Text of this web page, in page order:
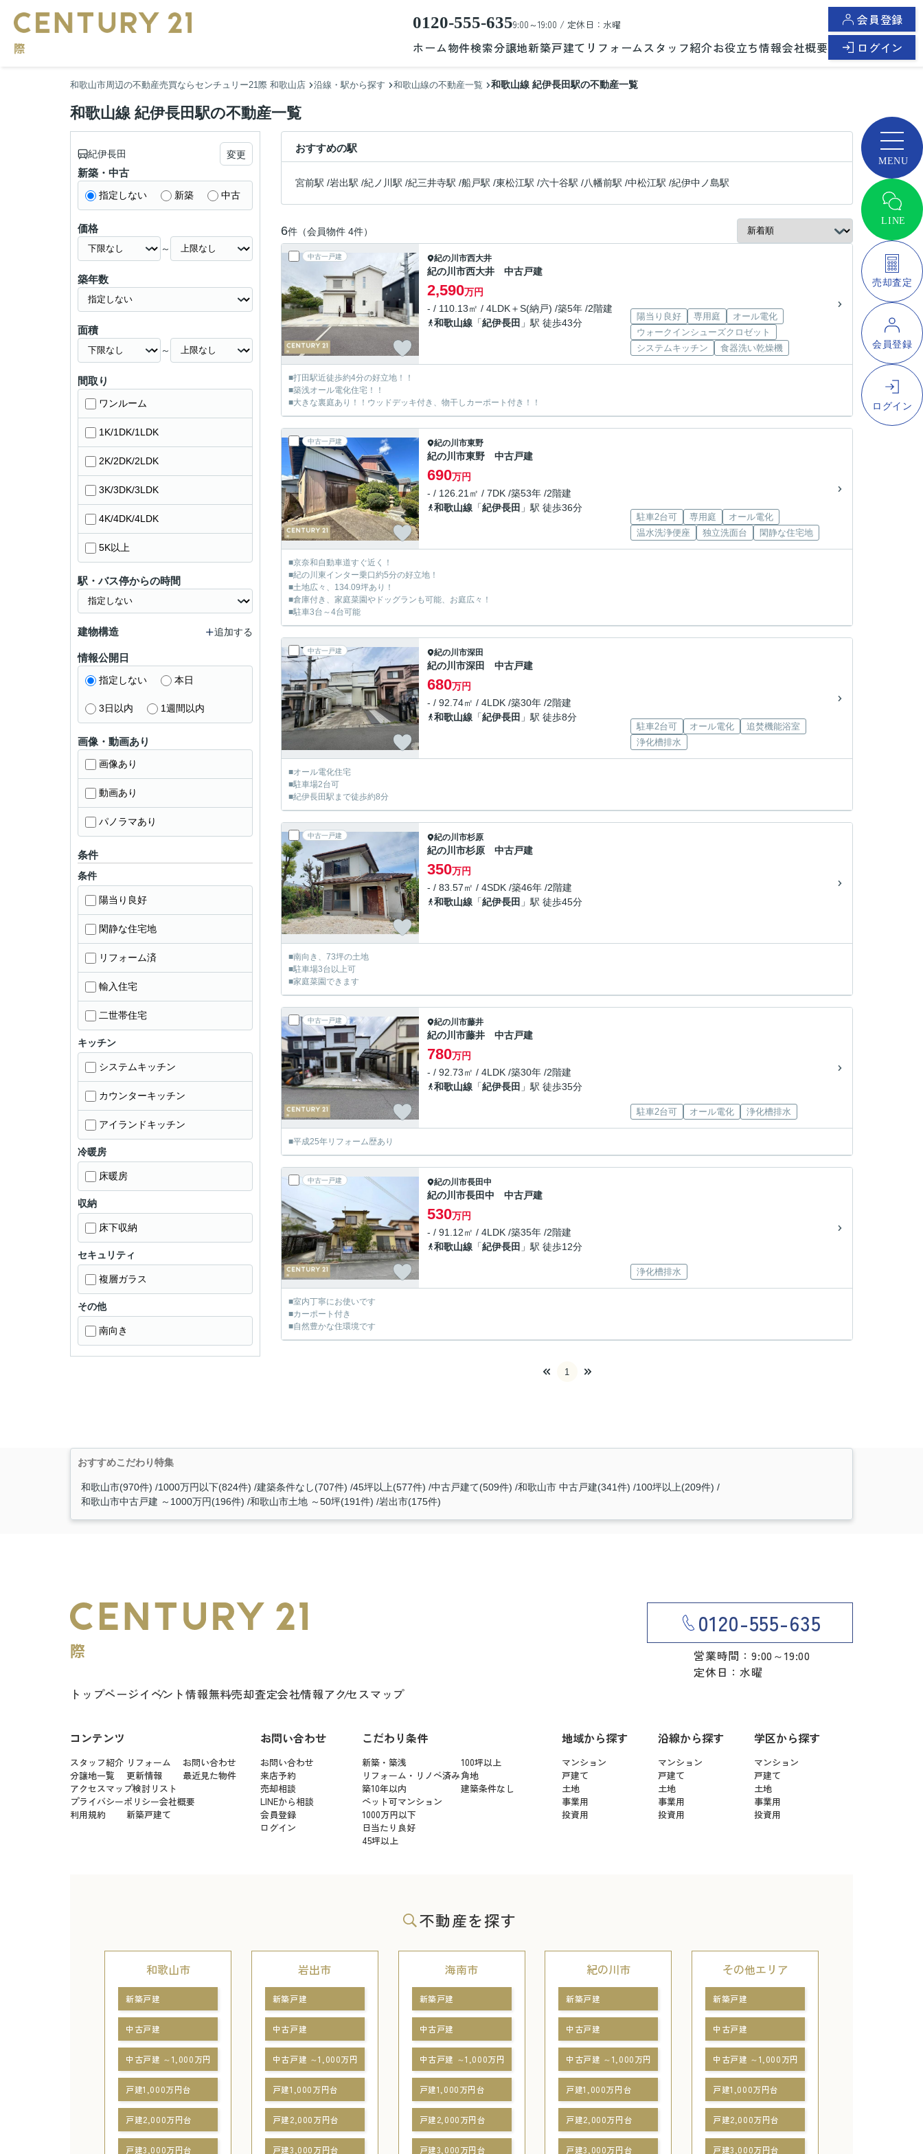
0120-555-6359:00～19:00 / 定休日：水曜
ホーム物件検索分譲地新築戸建て リフォーム スタッフ紹介お役立ち情報会社概要
会員登録
ログイン
和歌山市周辺の不動産売買ならセンチュリー21際 和歌山店 沿線・駅から探す 和歌山線の不動産一覧 和歌山線 紀伊長田駅の不動産一覧
和歌山線 紀伊長田駅の不動産一覧
おすすめの駅
宮前駅 /岩出駅 /紀ノ川駅 /紀三井寺駅 /船戸駅 /東松江駅 /六十谷駅 /八幡前駅 /中松江駅 /紀伊中ノ島駅
6件（会員物件 4件）
中古一戸建 紀の川市西大井
紀の川市西大井 中古戸建
2,590万円
- / 110.13㎡ / 4LDK＋S(納戸) /築5年 /2階建
和歌山線 「紀伊長田 」駅 徒歩43分
陽当り良好 専用庭
オール電化
ウォークインシューズクロゼット
システムキッチン
食器洗い乾燥機
■打田駅近徒歩約4分の好立地！！
■築浅オール電化住宅！！
■大きな裏庭あり！！ウッドデッキ付き、物干しカーポート付き！！
中古一戸建 紀の川市東野
紀の川市東野 中古戸建
690万円
- / 126.21㎡ / 7DK /築53年 /2階建
和歌山線 「紀伊長田 」駅 徒歩36分
駐車2台可 専用庭
オール電化
温水洗浄便座
独立洗面台 閑静な住宅地
■京奈和自動車道すぐ近く！
■紀の川東インター乗口約5分の好立地！
■土地広々、134.09坪あり！
■倉庫付き、家庭菜園やドッグランも可能、お庭広々！
■駐車3台～4台可能
中古一戸建 紀の川市深田
紀の川市深田 中古戸建
680万円
- / 92.74㎡ / 4LDK /築30年 /2階建
和歌山線 「紀伊長田 」駅 徒歩8分
駐車2台可 オール電化
追焚機能浴室
浄化槽排水
■オール電化住宅
■駐車場2台可
■紀伊長田駅まで徒歩約8分
中古一戸建 紀の川市杉原
紀の川市杉原 中古戸建
350万円
- / 83.57㎡ / 4SDK /築46年 /2階建
和歌山線 「紀伊長田 」駅 徒歩45分
■南向き、73坪の土地
■駐車場3台以上可
■家庭菜園できます
中古一戸建 紀の川市藤井
紀の川市藤井 中古戸建
780万円
- / 92.73㎡ / 4LDK /築30年 /2階建
和歌山線 「紀伊長田 」駅 徒歩35分
駐車2台可 オール電化 浄化槽排水
■平成25年リフォーム歴あり
中古一戸建 紀の川市長田中
紀の川市長田中 中古戸建
530万円
- / 91.12㎡ / 4LDK /築35年 /2階建
和歌山線 「紀伊長田 」駅 徒歩12分
浄化槽排水
■室内丁寧にお使いです
■カーポート付き
■自然豊かな住環境です
1
紀伊長田 変更
新築・中古
指定しない 新築 中古
価格
～
築年数
面積
～
間取り
ワンルーム
1K/1DK/1LDK
2K/2DK/2LDK
3K/3DK/3LDK
4K/4DK/4LDK
5K以上
駅・バス停からの時間
建物構造 追加する
情報公開日
指定しない 本日
3日以内 1週間以内
画像・動画あり
画像あり
動画あり
パノラマあり
条件
条件
陽当り良好
閑静な住宅地
リフォーム済
輸入住宅
二世帯住宅
キッチン
システムキッチン
カウンターキッチン
アイランドキッチン
冷暖房
床暖房
収納
床下収納
セキュリティ
複層ガラス
その他
南向き
おすすめこだわり特集
和歌山市(970件) 1000万円以下(824件) 建築条件なし(707件) 45坪以上(577件) 中古戸建て(509件) 和歌山市 中古戸建(341件)
100坪以上(209件)
和歌山市中古戸建 ～1000万円(196件) 和歌山市土地 ～50坪(191件) 岩出市(175件)
トップページイベント情報無料売却査定会社情報アクセスマップ
0120-555-635
営業時間：9:00～19:00
定休日：水曜
コンテンツ
スタッフ紹介 リフォーム
お問い合わせ
分譲地一覧
更新情報
最近見た物件
アクセスマップ検討リスト
プライバシーポリシー会社概要
利用規約
新築戸建て
お問い合わせ
お問い合わせ
来店予約
売却相談
LINEから相談
会員登録
ログイン
こだわり条件
新築・築浅
100坪以上
リフォーム・リノベ済み角地
築10年以内
建築条件なし
ペット可マンション
1000万円以下
日当たり良好
45坪以上
地域から探す
マンション
戸建て
土地
事業用
投資用
沿線から探す
マンション
戸建て
土地
事業用
投資用
学区から探す
マンション
戸建て
土地
事業用
投資用
不動産を探す
和歌山市
新築戸建
中古戸建
中古戸建 ～1,000万円
戸建1,000万円台
戸建2,000万円台
戸建3,000万円台
岩出市
新築戸建
中古戸建
中古戸建 ～1,000万円
戸建1,000万円台
戸建2,000万円台
戸建3,000万円台
海南市
新築戸建
中古戸建
中古戸建 ～1,000万円
戸建1,000万円台
戸建2,000万円台
戸建3,000万円台
紀の川市
新築戸建
中古戸建
中古戸建 ～1,000万円
戸建1,000万円台
戸建2,000万円台
戸建3,000万円台
その他エリア
新築戸建
中古戸建
中古戸建 ～1,000万円
戸建1,000万円台
戸建2,000万円台
戸建3,000万円台